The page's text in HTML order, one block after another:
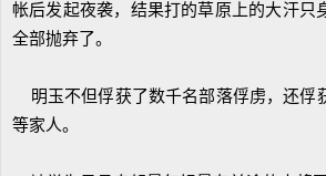
帐后发起夜袭，结果打的草原上的大汗只
全部抛弃了。
明玉不但俘获了数千名部落俘虏，还俘
等家人。